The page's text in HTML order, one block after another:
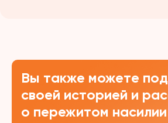
Вы также можете
своей историей и
о пережитом насилии